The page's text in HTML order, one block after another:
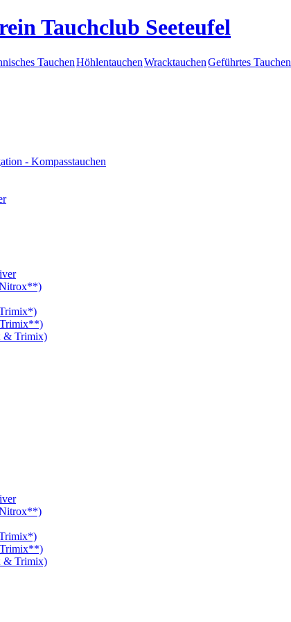
Tauchclub Seeteufel
TauchenHöhlentauchenWracktauchenGeführtes Tauchen
- Kompasstauchen
& Trimix)
& Trimix)